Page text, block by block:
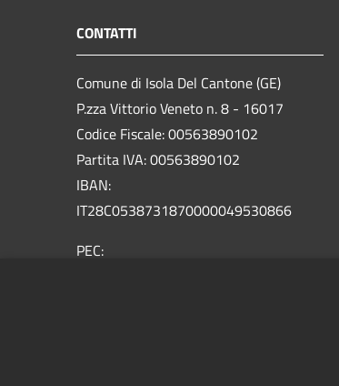
CONTATTI
Comune di Isola Del Cantone (GE)
P.zza Vittorio Veneto n. 8 - 16017
Codice Fiscale: 00563890102
Partita IVA: 00563890102
IBAN:
IT28C0538731870000049530866
PEC: